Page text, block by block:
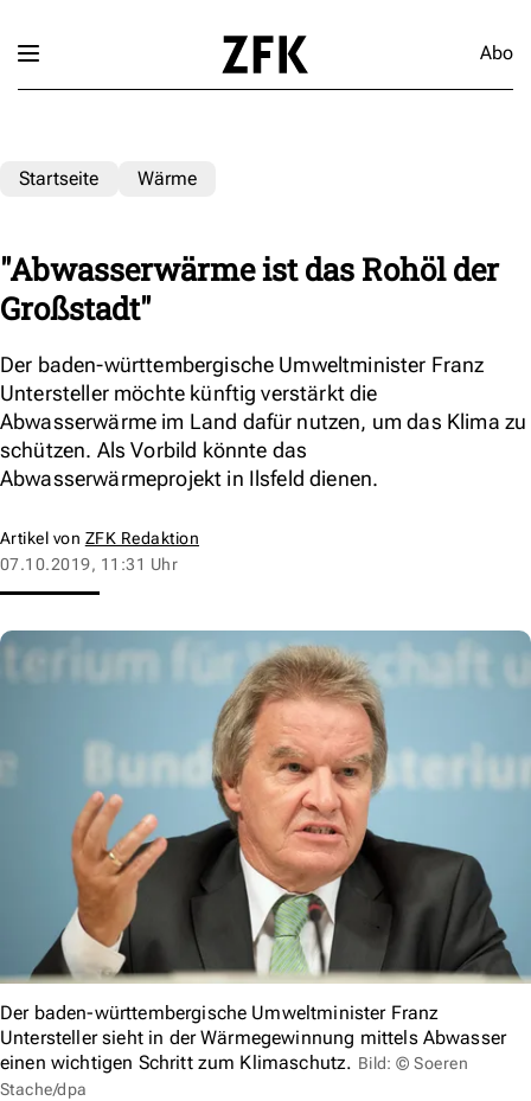
Abo
Startseite Wärme
"Abwasserwärme ist das Rohöl der
Großstadt"
Der baden-württembergische Umweltminister Franz
Untersteller möchte künftig verstärkt die
Abwasserwärme im Land dafür nutzen, um das Klima zu
schützen. Als Vorbild könnte das
Abwasserwärmeprojekt in Ilsfeld dienen.
Artikel von ZFK Redaktion
07.10.2019, 11:31 Uhr
Der baden-württembergische Umweltminister Franz
Untersteller sieht in der Wärmegewinnung mittels Abwasser
einen wichtigen Schritt zum Klimaschutz. Bild: © Soeren
Stache/dpa